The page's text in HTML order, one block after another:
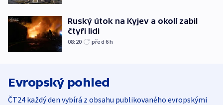
Ruský útok na Kyjev a okolí zabil
čtyři lidi
08:20 před 6h
Evropský pohled
ČT24 každý den vybírá z obsahu publikovaného evropskými